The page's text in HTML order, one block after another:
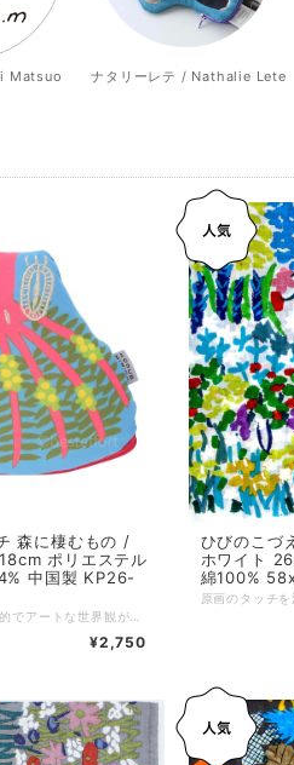
Matsuo ナタリーレテ / Nathalie Lete
/
ポリエステル
中国製 KP26-
¥2,750
ひびのこづ
ホワイト
綿100%